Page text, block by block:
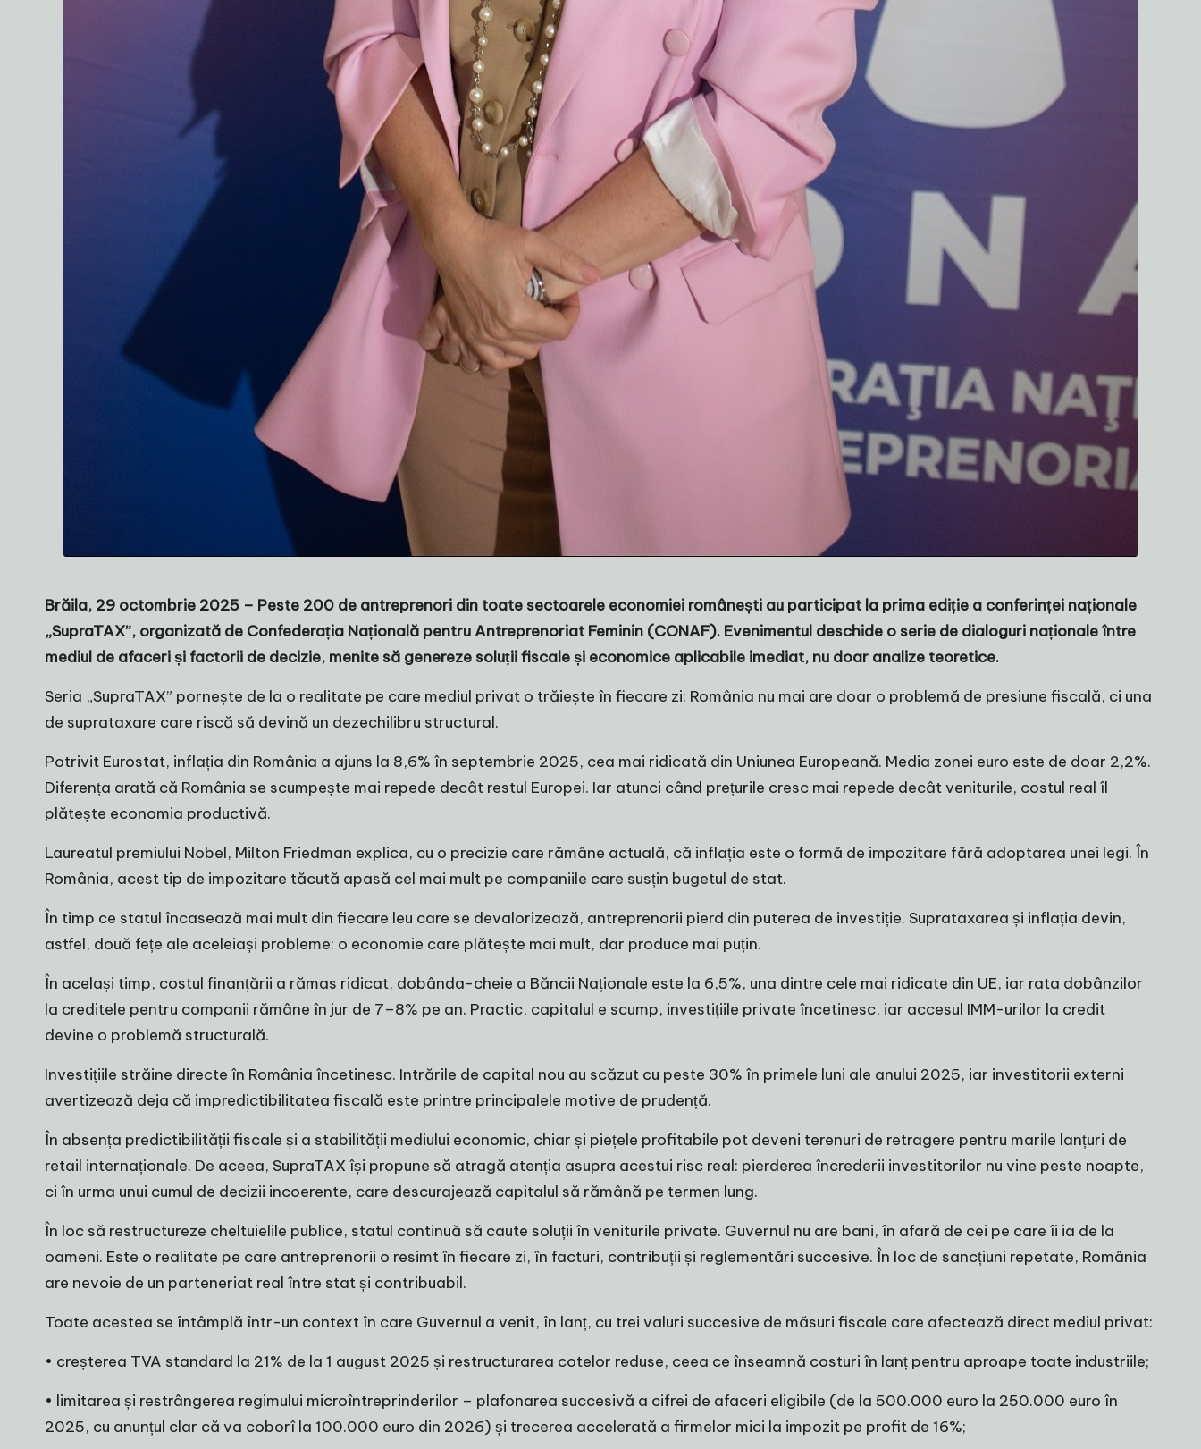
Brăila, 29 octombrie 2025 – Peste 200 de antreprenori din toate sectoarele economiei românești au participat la prima ediție a conferinței naționale
„SupraTAX”, organizată de Confederația Națională pentru Antreprenoriat Feminin (CONAF). Evenimentul deschide o serie de dialoguri naționale între
mediul de afaceri și factorii de decizie, menite să genereze soluții fiscale și economice aplicabile imediat, nu doar analize teoretice.
Seria „SupraTAX” pornește de la o realitate pe care mediul privat o trăiește în fiecare zi: România nu mai are doar o problemă de presiune fiscală, ci una
de suprataxare care riscă să devină un dezechilibru structural.
Potrivit Eurostat, inflația din România a ajuns la 8,6% în septembrie 2025, cea mai ridicată din Uniunea Europeană. Media zonei euro este de doar 2,2%.
Diferența arată că România se scumpește mai repede decât restul Europei. Iar atunci când prețurile cresc mai repede decât veniturile, costul real îl
plătește economia productivă.
Laureatul premiului Nobel, Milton Friedman explica, cu o precizie care rămâne actuală, că inflația este o formă de impozitare fără adoptarea unei legi. În
România, acest tip de impozitare tăcută apasă cel mai mult pe companiile care susțin bugetul de stat.
În timp ce statul încasează mai mult din fiecare leu care se devalorizează, antreprenorii pierd din puterea de investiție. Suprataxarea și inflația devin,
astfel, două fețe ale aceleiași probleme: o economie care plătește mai mult, dar produce mai puțin.
În același timp, costul finanțării a rămas ridicat, dobânda-cheie a Băncii Naționale este la 6,5%, una dintre cele mai ridicate din UE, iar rata dobânzilor
la creditele pentru companii rămâne în jur de 7–8% pe an. Practic, capitalul e scump, investițiile private încetinesc, iar accesul IMM-urilor la credit
devine o problemă structurală.
Investițiile străine directe în România încetinesc. Intrările de capital nou au scăzut cu peste 30% în primele luni ale anului 2025, iar investitorii externi
avertizează deja că impredictibilitatea fiscală este printre principalele motive de prudență.
În absența predictibilității fiscale și a stabilității mediului economic, chiar și piețele profitabile pot deveni terenuri de retragere pentru marile lanțuri de
retail internaționale. De aceea, SupraTAX își propune să atragă atenția asupra acestui risc real: pierderea încrederii investitorilor nu vine peste noapte,
ci în urma unui cumul de decizii incoerente, care descurajează capitalul să rămână pe termen lung.
În loc să restructureze cheltuielile publice, statul continuă să caute soluții în veniturile private. Guvernul nu are bani, în afară de cei pe care îi ia de la
oameni. Este o realitate pe care antreprenorii o resimt în fiecare zi, în facturi, contribuții și reglementări succesive. În loc de sancțiuni repetate, România
are nevoie de un parteneriat real între stat și contribuabil.
Toate acestea se întâmplă într-un context în care Guvernul a venit, în lanț, cu trei valuri succesive de măsuri fiscale care afectează direct mediul privat:
• creșterea TVA standard la 21% de la 1 august 2025 și restructurarea cotelor reduse, ceea ce înseamnă costuri în lanț pentru aproape toate industriile;
• limitarea și restrângerea regimului microîntreprinderilor – plafonarea succesivă a cifrei de afaceri eligibile (de la 500.000 euro la 250.000 euro în
2025, cu anunțul clar că va coborî la 100.000 euro din 2026) și trecerea accelerată a firmelor mici la impozit pe profit de 16%;